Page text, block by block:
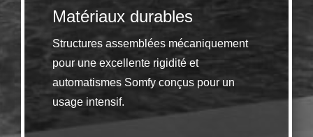
Matériaux durables
Structures assemblées mécaniquement
pour une excellente rigidité et
automatismes Somfy conçus pour un
usage intensif.